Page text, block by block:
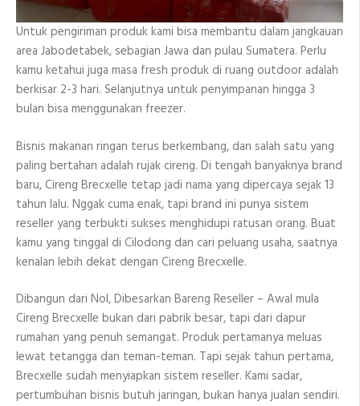
Untuk pengiriman produk kami bisa membantu dalam jangkauan
area Jabodetabek, sebagian Jawa dan pulau Sumatera. Perlu
kamu ketahui juga masa fresh produk di ruang outdoor adalah
berkisar 2-3 hari. Selanjutnya untuk penyimpanan hingga 3
bulan bisa menggunakan freezer.
Bisnis makanan ringan terus berkembang, dan salah satu yang
paling bertahan adalah rujak cireng. Di tengah banyaknya brand
baru, Cireng Brecxelle tetap jadi nama yang dipercaya sejak 13
tahun lalu. Nggak cuma enak, tapi brand ini punya sistem
reseller yang terbukti sukses menghidupi ratusan orang. Buat
kamu yang tinggal di Cilodong dan cari peluang usaha, saatnya
kenalan lebih dekat dengan Cireng Brecxelle.
Dibangun dari Nol, Dibesarkan Bareng Reseller – Awal mula
Cireng Brecxelle bukan dari pabrik besar, tapi dari dapur
rumahan yang penuh semangat. Produk pertamanya meluas
lewat tetangga dan teman-teman. Tapi sejak tahun pertama,
Brecxelle sudah menyiapkan sistem reseller. Kami sadar,
pertumbuhan bisnis butuh jaringan, bukan hanya jualan sendiri.